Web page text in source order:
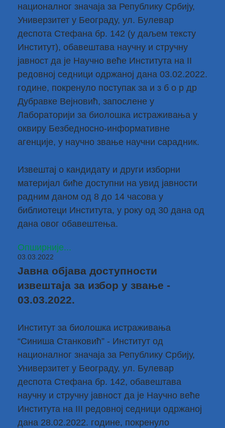
националног значаја за Републику Србију,
Универзитет у Београду, ул. Булевар
деспота Стефана бр. 142 (у даљем тексту
Институт), обавештава научну и стручну
јавност да је Научно веће Института на II
редовној седници одржаној дана 03.02.2022.
године, покренуло поступак за и з б о р др
Дубравке Вејновић, запослене у
Лабораторији за биолошка истраживања у
оквиру Безбедносно-информативне
агенције, у научно звање научни сарадник.
Извештај о кандидату и други изборни
материјал биће доступни на увид јавности
радним даном од 8 до 14 часова у
библиотеци Института, у року од 30 дана од
дана овог обавештења.
Опширније...
03.03.2022
Јавна објава доступности
извештаја за избор у звање -
03.03.2022.
Институт за биолошка истраживања
“Синиша Станковић” - Институт од
националног значаја за Републику Србију,
Универзитет у Београду, ул. Булевар
деспота Стефана бр. 142, обавештава
научну и стручну јавност да је Научно веће
Института на III редовној седници одржаној
дана 28.02.2022. године, покренуло